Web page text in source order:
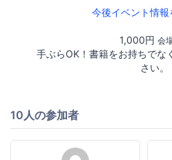
今後イベント情報
1,000円 会
手ぶらOK！書籍をお持ちでな
さい。
10人の参加者